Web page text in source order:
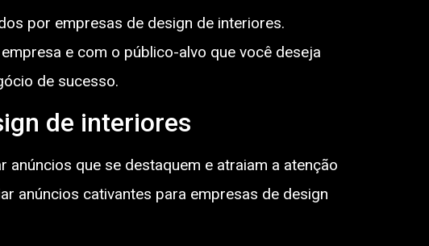
por empresas de design de interiores.
e com o público-alvo que você deseja
de sucesso.
de interiores
que se destaquem e atraiam a atenção
anúncios cativantes para empresas de design